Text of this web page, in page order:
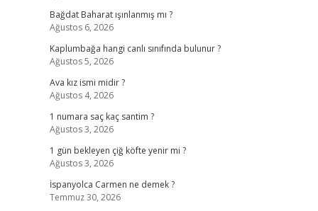
Bağdat Baharat ışınlanmış mı ?
Ağustos 6, 2026
Kaplumbağa hangi canlı sınıfında bulunur ?
Ağustos 5, 2026
Ava kız ismi midir ?
Ağustos 4, 2026
1 numara saç kaç santim ?
Ağustos 3, 2026
1 gün bekleyen çiğ köfte yenir mi ?
Ağustos 3, 2026
İspanyolca Carmen ne demek ?
Temmuz 30, 2026